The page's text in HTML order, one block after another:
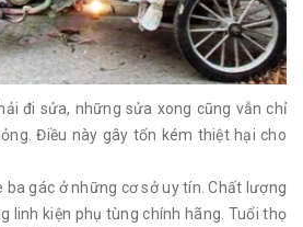
đi sửa, những sửa xong cũng vẫn chỉ
Điều này gây tốn kém thiệt hại cho
ba gác ở những cơ sở uy tín. Chất lượng
linh kiện phụ tùng chính hãng. Tuổi thọ